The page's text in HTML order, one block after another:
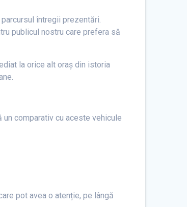
întregii prezentări.
publicul nostru care prefera să
la orice alt oraș din istoria
comparativ cu aceste vehicule
pot avea o atenție, pe lângă